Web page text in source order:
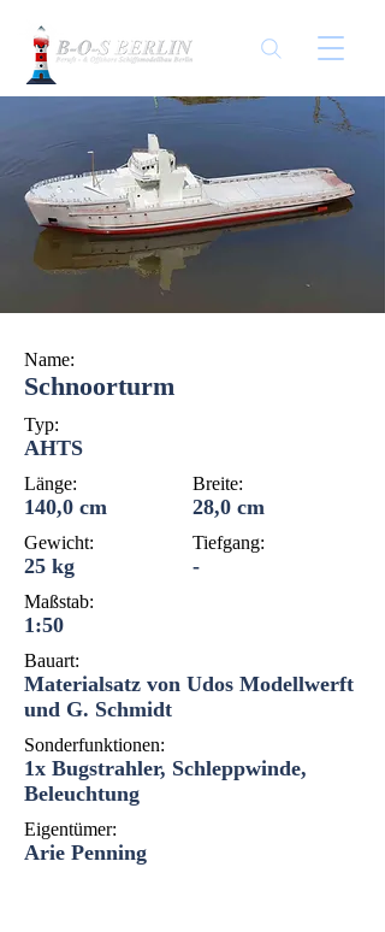
Name:
Schnoorturm
Typ:
AHTS
Länge: Breite:
140,0 cm 28,0 cm
Gewicht: Tiefgang:
25 kg -
Maßstab:
1:50
Bauart:
Materialsatz von Udos Modellwerft
und G. Schmidt
Sonderfunktionen:
1x Bugstrahler, Schleppwinde,
Beleuchtung
Eigentümer:
Arie Penning